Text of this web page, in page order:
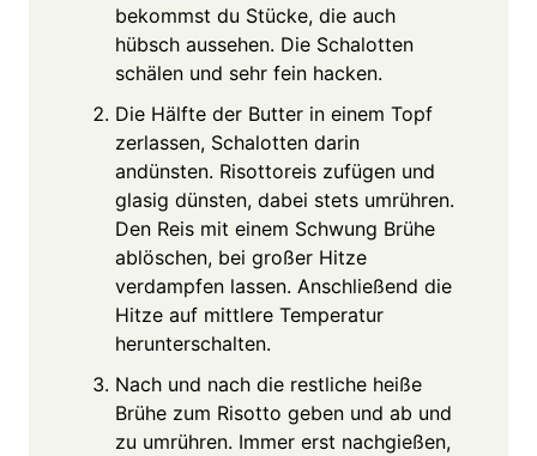
bekommst du Stücke, die auch
hübsch aussehen. Die Schalotten
schälen und sehr fein hacken.
Die Hälfte der Butter in einem Topf
zerlassen, Schalotten darin
andünsten. Risottoreis zufügen und
glasig dünsten, dabei stets umrühren.
Den Reis mit einem Schwung Brühe
ablöschen, bei großer Hitze
verdampfen lassen. Anschließend die
Hitze auf mittlere Temperatur
herunterschalten.
Nach und nach die restliche heiße
Brühe zum Risotto geben und ab und
zu umrühren. Immer erst nachgießen,